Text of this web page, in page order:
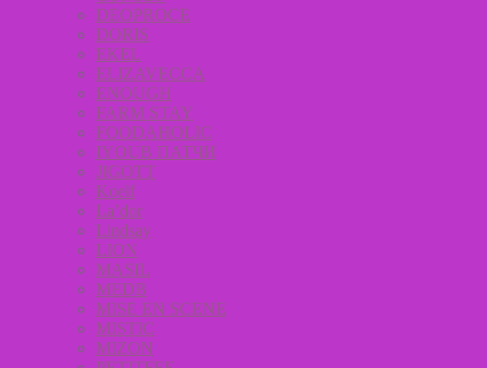
DEOPROCE
DORIS
EKEL
ELIZAVECCA
ENOUGH
FARM STAY
FOODAHOLIC
IYOUB ПАТЧИ
JIGOTT
Koelf
La’dor
Lindsay
LION
MASIL
MEDB
MISE EN SCENE
MISTIC
MIZON